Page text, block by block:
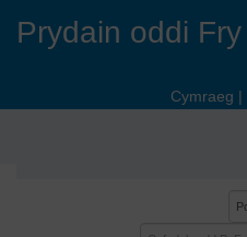
Prydain oddi Fry
Cymraeg |